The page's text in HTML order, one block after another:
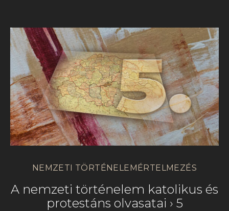
NEMZETI TÖRTÉNELEMÉRTELMEZÉS
A nemzeti történelem katolikus és
protestáns olvasatai › 5